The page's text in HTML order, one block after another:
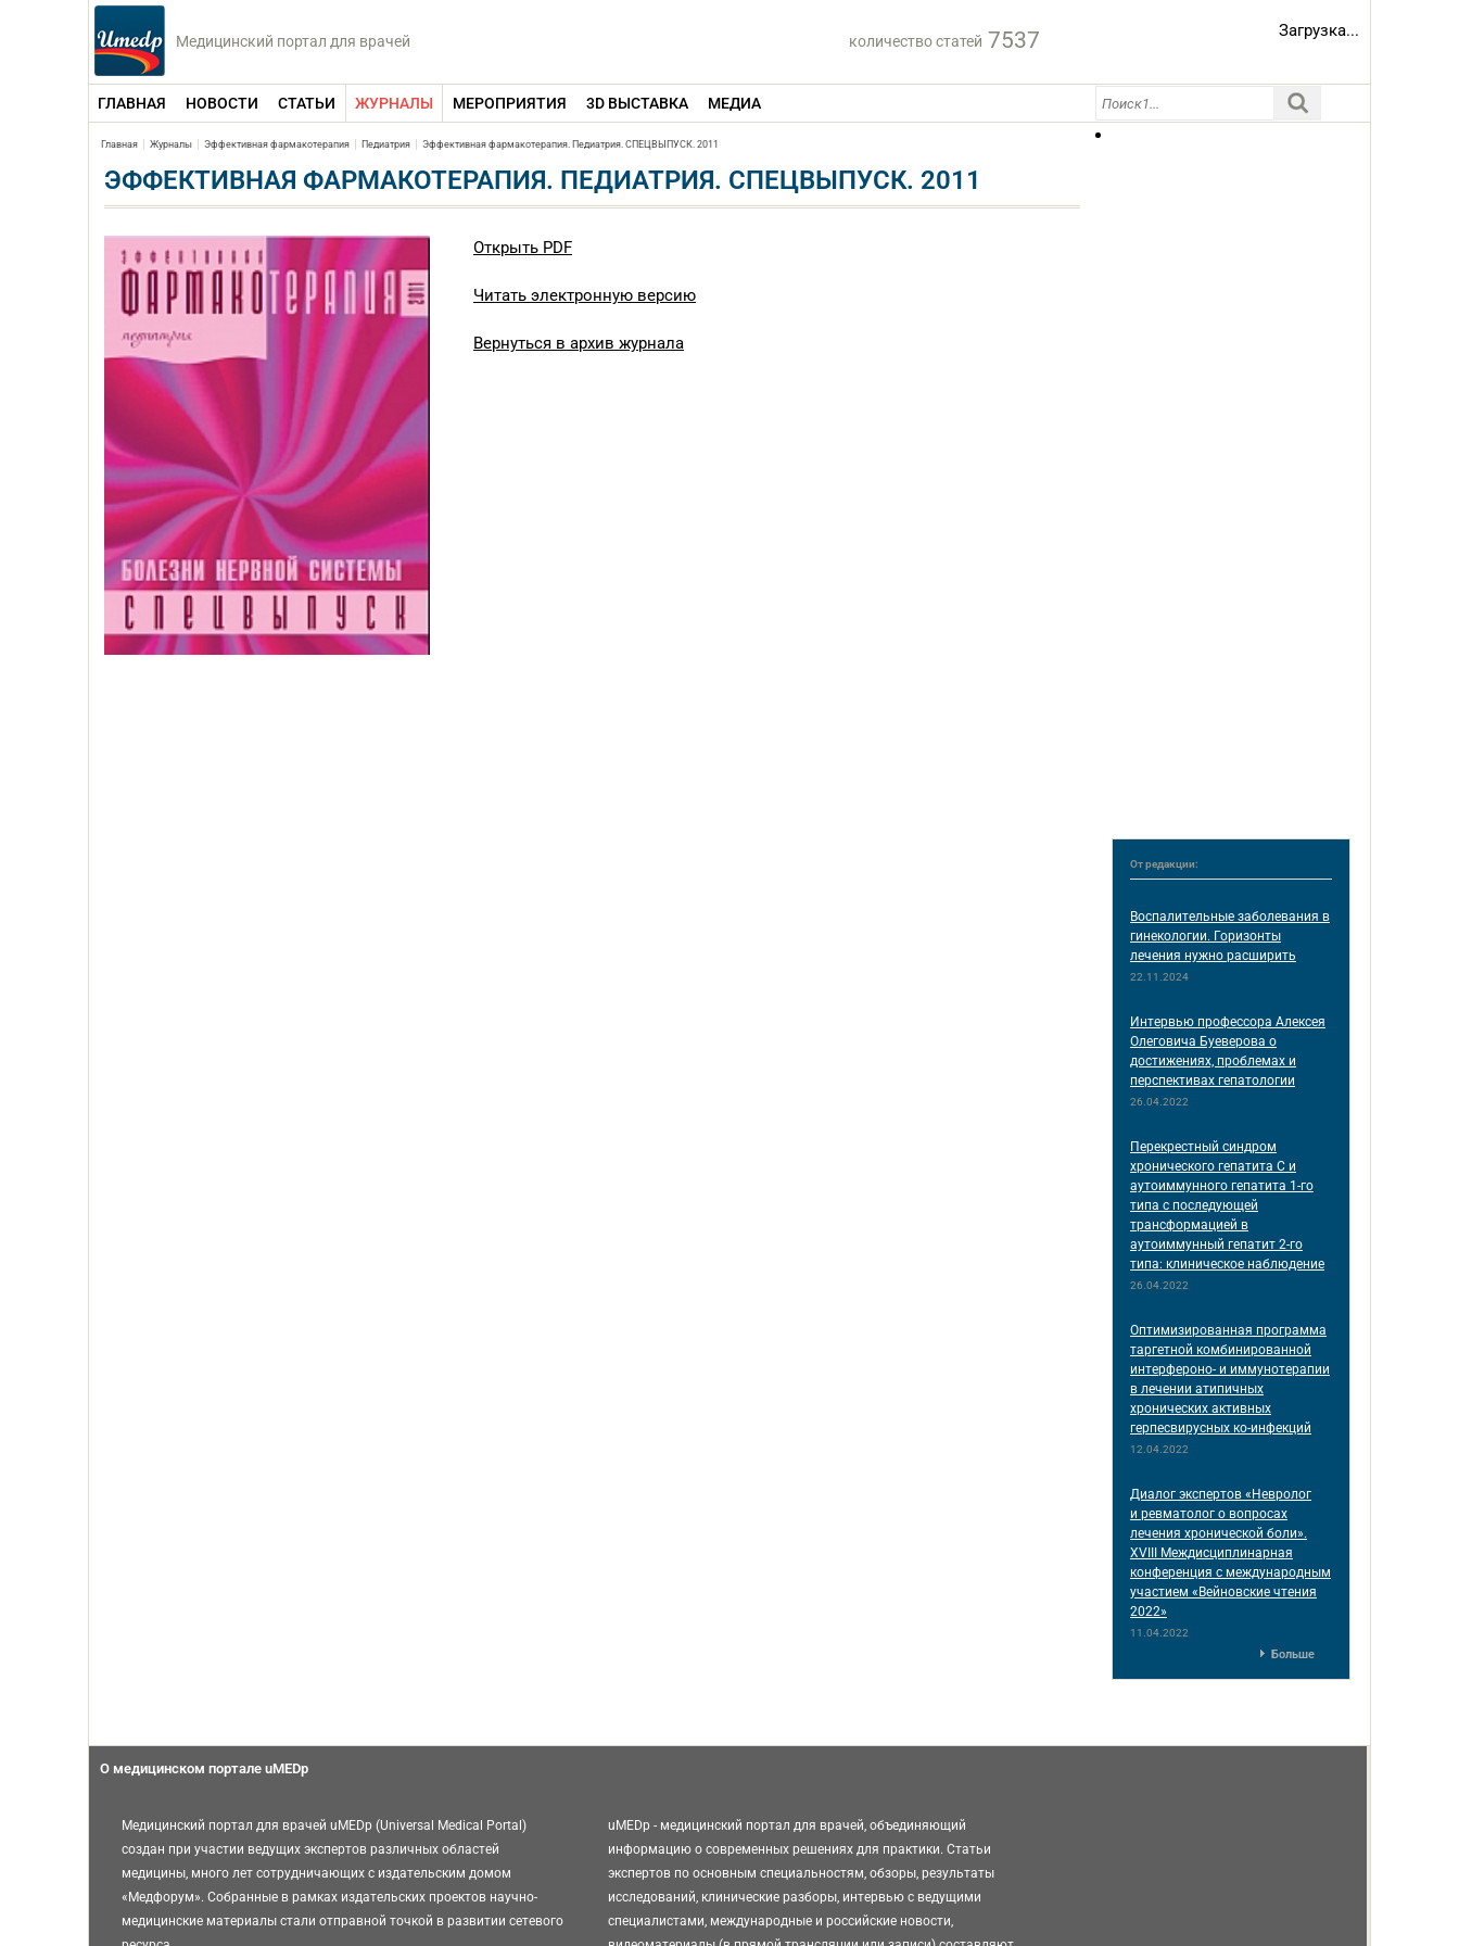
Медицинский портал для врачей количество статей 7537 Загрузка...
ГЛАВНАЯ НОВОСТИ СТАТЬИ ЖУРНАЛЫ МЕРОПРИЯТИЯ 3D ВЫСТАВКА МЕДИА
Главная Журналы Эффективная фармакотерапия Педиатрия Эффективная фармакотерапия. Педиатрия. СПЕЦВЫПУСК. 2011
ЭФФЕКТИВНАЯ ФАРМАКОТЕРАПИЯ. ПЕДИАТРИЯ. СПЕЦВЫПУСК. 2011
Открыть PDF
Читать электронную версию
Вернуться в архив журнала
От редакции:
Воспалительные заболевания в
гинекологии. Горизонты
лечения нужно расширить
22.11.2024
Интервью профессора Алексея
Олеговича Буеверова о
достижениях, проблемах и
перспективах гепатологии
26.04.2022
Перекрестный синдром
хронического гепатита С и
аутоиммунного гепатита 1-го
типа с последующей
трансформацией в
аутоиммунный гепатит 2-го
типа: клиническое наблюдение
26.04.2022
Оптимизированная программа
таргетной комбинированной
интерфероно- и иммунотерапии
в лечении атипичных
хронических активных
герпесвирусных ко-инфекций
12.04.2022
Диалог экспертов «Невролог
и ревматолог о вопросах
лечения хронической боли».
XVIII Междисциплинарная
конференция c международным
участием «Вейновские чтения
2022»
11.04.2022
Больше
О медицинском портале uMEDp
Медицинский портал для врачей uMEDp (Universal Medical Portal)
создан при участии ведущих экспертов различных областей
медицины, много лет сотрудничающих с издательским домом
«Медфорум». Собранные в рамках издательских проектов научно-
медицинские материалы стали отправной точкой в развитии сетевого
uMEDp - медицинский портал для врачей, объединяющий
информацию о современных решениях для практики. Статьи
экспертов по основным специальностям, обзоры, результаты
исследований, клинические разборы, интервью с ведущими
специалистами, международные и российские новости,